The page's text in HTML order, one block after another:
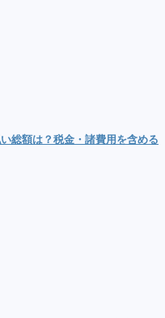
総額は？税金・諸費用を含める